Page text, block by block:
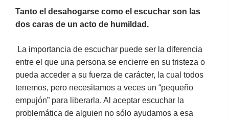
Tanto el desahogarse como el escuchar son las
dos caras de un acto de humildad.
La importancia de escuchar puede ser la diferencia
entre el que una persona se encierre en su tristeza o
pueda acceder a su fuerza de carácter, la cual todos
tenemos, pero necesitamos a veces un “pequeño
empujón” para liberarla. Al aceptar escuchar la
problemática de alguien no sólo ayudamos a esa